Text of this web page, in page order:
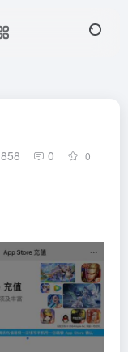
858 0 0